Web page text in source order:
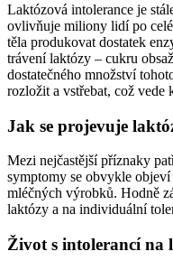
Laktózová intolerance je
ovlivňuje miliony lidí po
těla produkovat dostatek
trávení laktózy – cukru
dostatečného množství
rozložit a vstřebat, což
Jak se projevuje
Mezi nejčastější příznaky
symptomy se obvykle
mléčných výrobků. Hodně
laktózy a na individuální
Život s intolerancí na